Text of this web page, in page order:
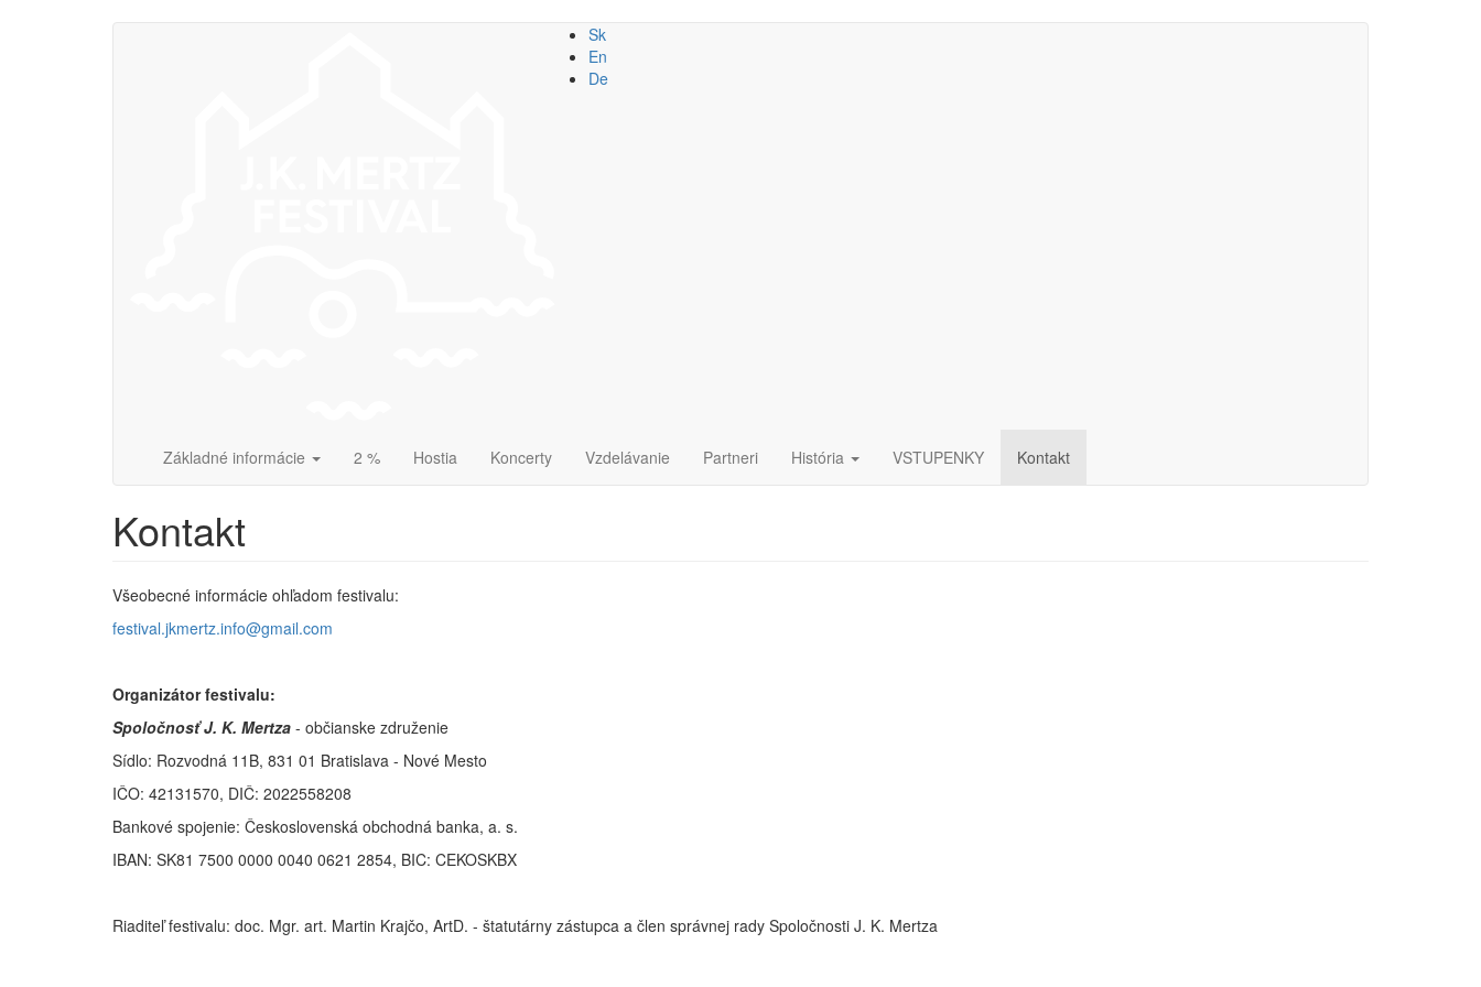
Základné informácie 2 % Hostia Koncerty Vzdelávanie Partneri História VSTUPENKY Kontakt
Sk
En
De
Kontakt
Všeobecné informácie ohľadom festivalu:
festival.jkmertz.info@gmail.com
Organizátor festivalu:
Spoločnosť J. K. Mertza - občianske združenie
Sídlo: Rozvodná 11B, 831 01 Bratislava - Nové Mesto
IČO: 42131570, DIČ: 2022558208
Bankové spojenie: Československá obchodná banka, a. s.
IBAN: SK81 7500 0000 0040 0621 2854, BIC: CEKOSKBX
Riaditeľ festivalu: doc. Mgr. art. Martin Krajčo, ArtD. - štatutárny zástupca a člen správnej rady Spoločnosti J. K. Mertza